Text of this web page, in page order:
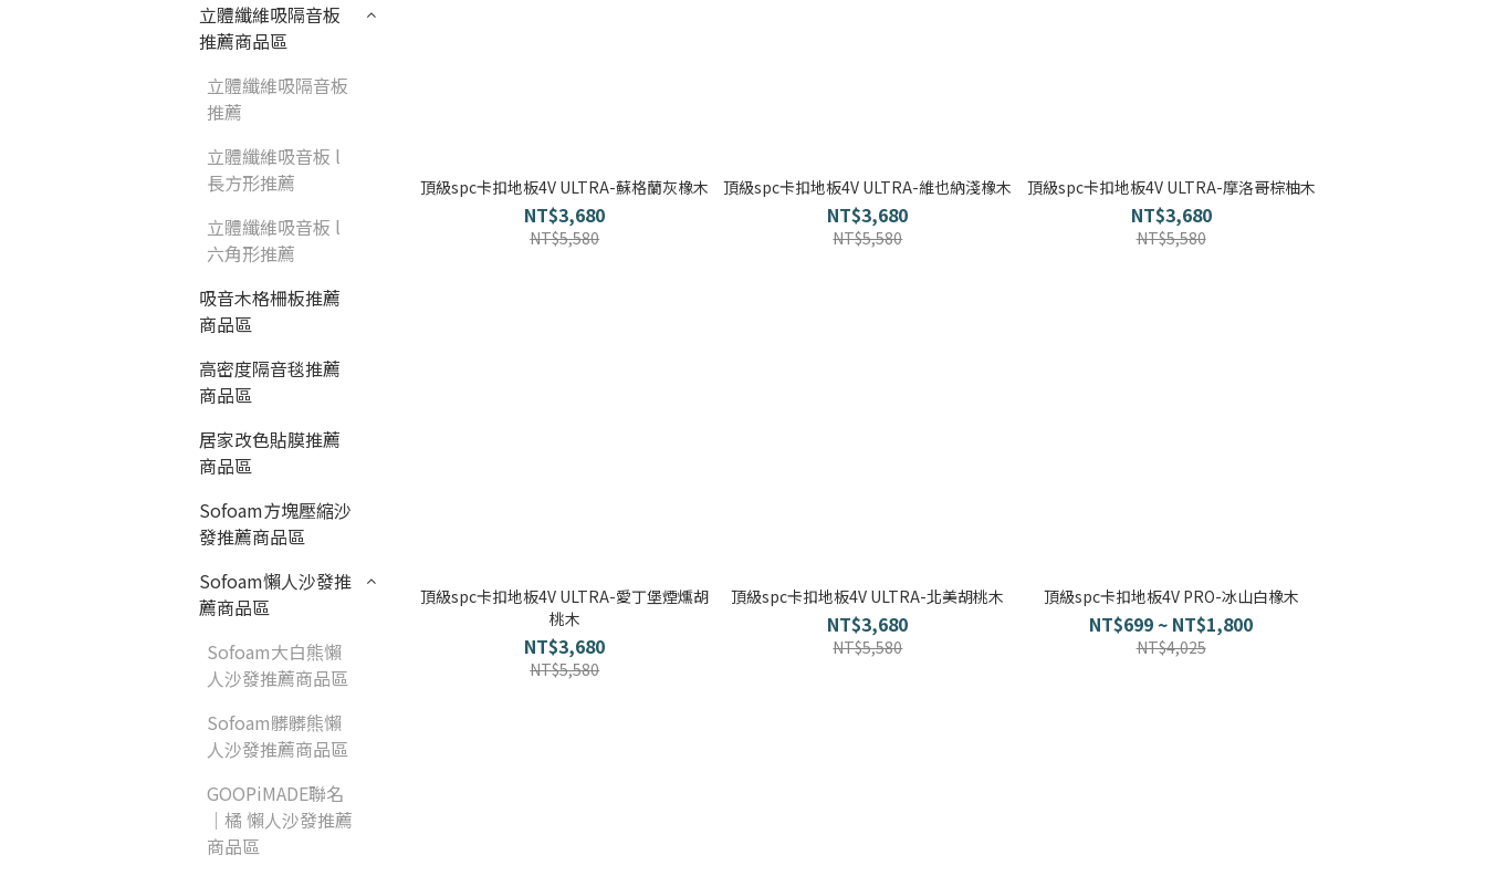
立體纖維吸隔音板
推薦商品區
立體纖維吸隔音板
推薦
立體纖維吸音板 l
長方形推薦
立體纖維吸音板 l
六角形推薦
吸音木格柵板推薦
商品區
高密度隔音毯推薦
商品區
居家改色貼膜推薦
商品區
Sofoam方塊壓縮沙
發推薦商品區
Sofoam懶人沙發推
薦商品區
Sofoam大白熊懶
人沙發推薦商品區
Sofoam髒髒熊懶
人沙發推薦商品區
GOOPiMADE聯名
｜橘 懶人沙發推薦
商品區
頂級spc卡扣地板4V ULTRA-蘇格蘭灰橡木
NT$3,680
NT$5,580
頂級spc卡扣地板4V ULTRA-維也納淺橡木
NT$3,680
NT$5,580
頂級spc卡扣地板4V ULTRA-摩洛哥棕柚木
NT$3,680
NT$5,580
頂級spc卡扣地板4V ULTRA-愛丁堡煙燻胡
桃木
NT$3,680
NT$5,580
頂級spc卡扣地板4V ULTRA-北美胡桃木
NT$3,680
NT$5,580
頂級spc卡扣地板4V PRO-冰山白橡木
NT$699 ~ NT$1,800
NT$4,025